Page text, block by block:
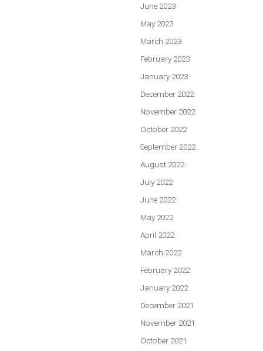
June 2023
May 2023
March 2023
February 2023
January 2023
December 2022
November 2022
October 2022
September 2022
August 2022
July 2022
June 2022
May 2022
April 2022
March 2022
February 2022
January 2022
December 2021
November 2021
October 2021